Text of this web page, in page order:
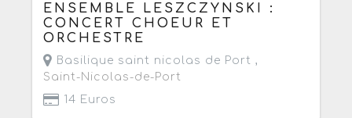
ENSEMBLE LESZCZYNSKI :
CONCERT CHOEUR ET
ORCHESTRE
Basilique saint nicolas de Port ,
Saint-Nicolas-de-Port
14 Euros